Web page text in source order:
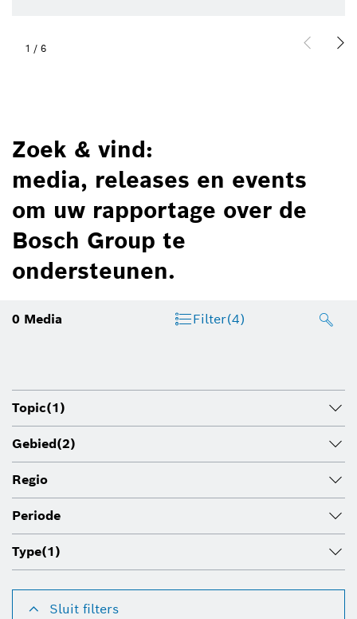
1 / 6
Zoek & vind:
media, releases en events
om uw rapportage over de
Bosch Group te
ondersteunen.
0 Media Filter(4)
Topic(1)
Gebied(2)
Regio
Periode
Type(1)
Sluit filters